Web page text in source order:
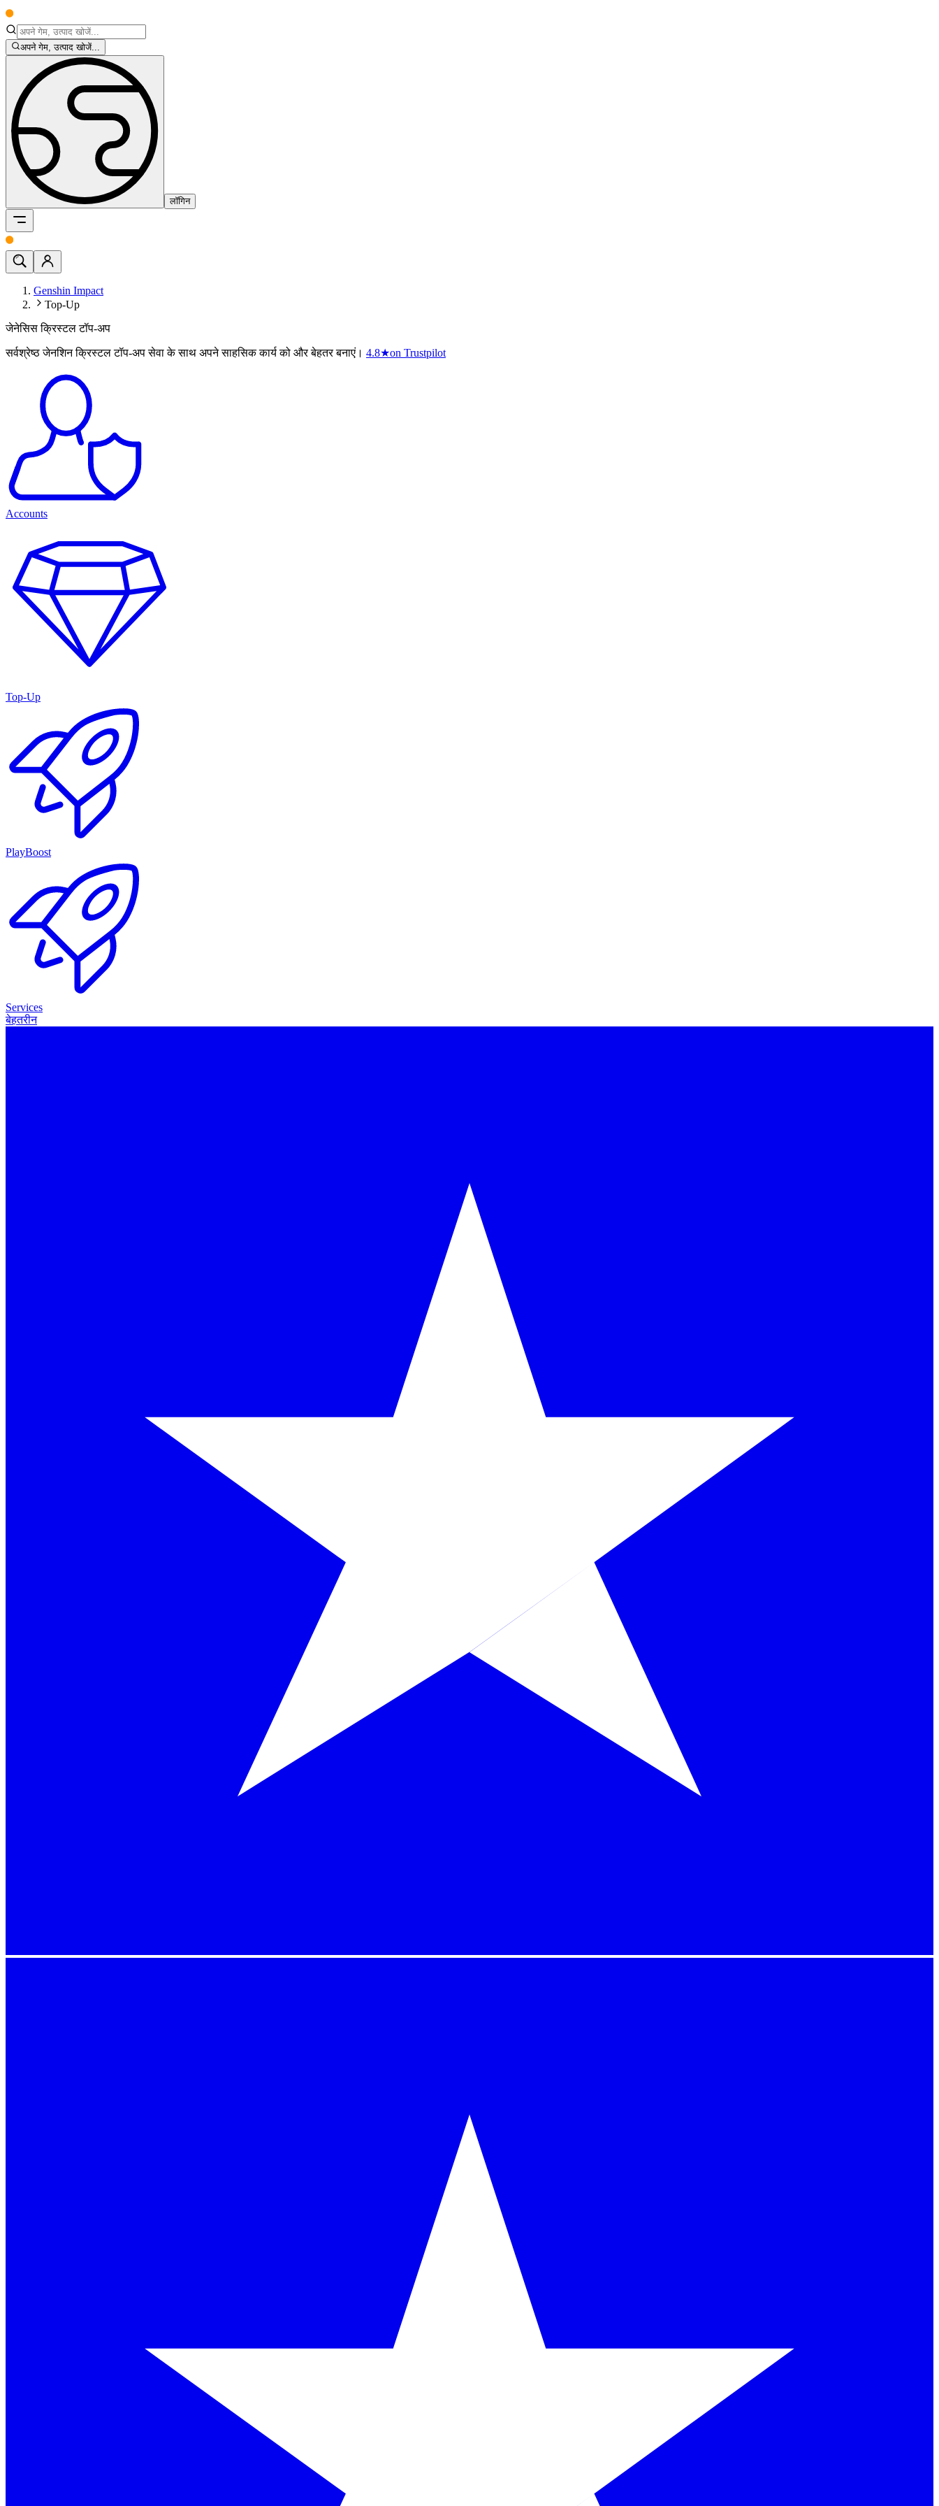
अपने गेम, उत्पाद खोजें...
लॉगिन
Genshin Impact
Top-Up
जेनेसिस क्रिस्टल टॉप-अप
सर्वश्रेष्ठ जेनशिन क्रिस्टल टॉप-अप सेवा के साथ अपने साहसिक कार्य को और बेहतर बनाएं। 4.8★on Trustpilot
Accounts
Top-Up
PlayBoost
Services
बेहतरीन